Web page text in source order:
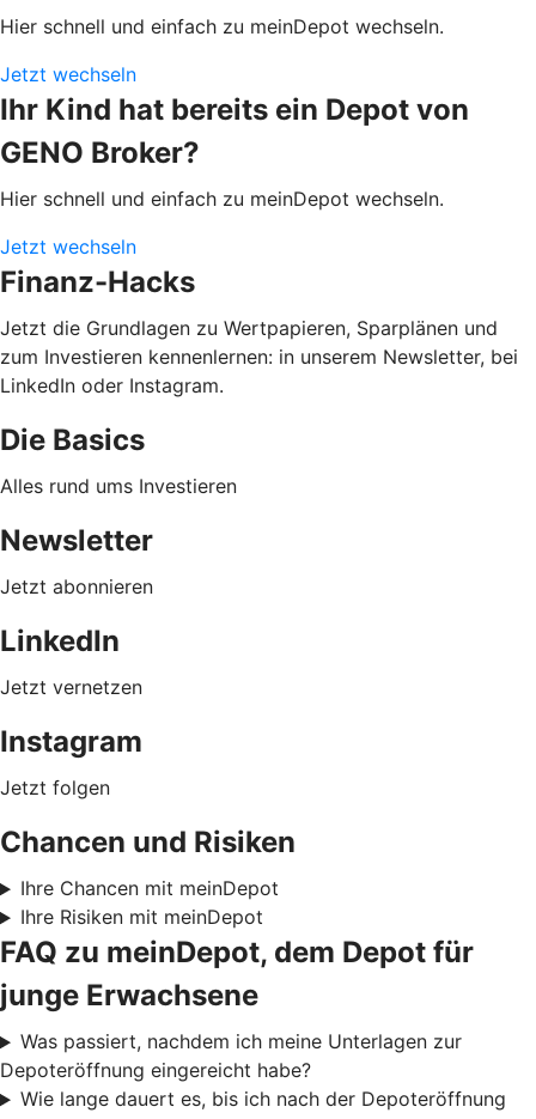
Hier schnell und einfach zu meinDepot wechseln.
Jetzt wechseln
Ihr Kind hat bereits ein Depot von
GENO Broker?
Hier schnell und einfach zu meinDepot wechseln.
Jetzt wechseln
Finanz-Hacks
Jetzt die Grundlagen zu Wertpapieren, Sparplänen und
zum Investieren kennenlernen: in unserem Newsletter, bei
LinkedIn oder Instagram.
Die Basics
Alles rund ums Investieren
Newsletter
Jetzt abonnieren
LinkedIn
Jetzt vernetzen
Instagram
Jetzt folgen
Chancen und Risiken
Ihre Chancen mit meinDepot
Ihre Risiken mit meinDepot
FAQ zu meinDepot, dem Depot für
junge Erwachsene
Was passiert, nachdem ich meine Unterlagen zur
Depoteröffnung eingereicht habe?
Wie lange dauert es, bis ich nach der Depoteröffnung